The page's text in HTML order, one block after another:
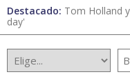
Destacado: Tom Holland
day'